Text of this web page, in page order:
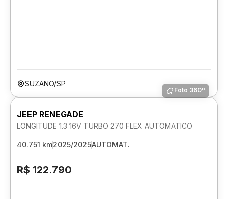
SUZANO/SP
Foto 360º
JEEP RENEGADE
LONGITUDE 1.3 16V TURBO 270 FLEX AUTOMATICO
40.751 km2025/2025AUTOMAT.
R$ 122.790